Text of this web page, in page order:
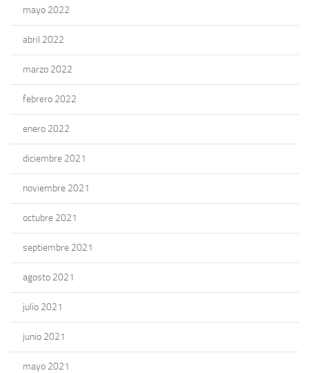
mayo 2022
abril 2022
marzo 2022
febrero 2022
enero 2022
diciembre 2021
noviembre 2021
octubre 2021
septiembre 2021
agosto 2021
julio 2021
junio 2021
mayo 2021